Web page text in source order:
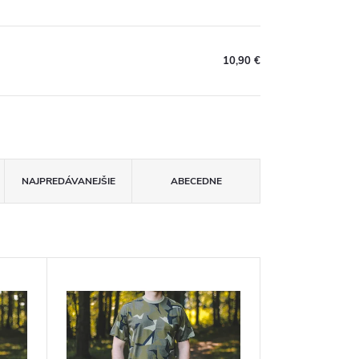
10,90 €
NAJPREDÁVANEJŠIE ABECEDNE